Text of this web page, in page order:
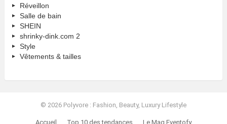
Réveillon
Salle de bain
SHEIN
shrinky-dink.com 2
Style
Vêtements & tailles
© 2026 Polyvore : Fashion, Beauty, Luxury Lifestyle
Accueil Top 10 des tendances Le Mag Eventofy